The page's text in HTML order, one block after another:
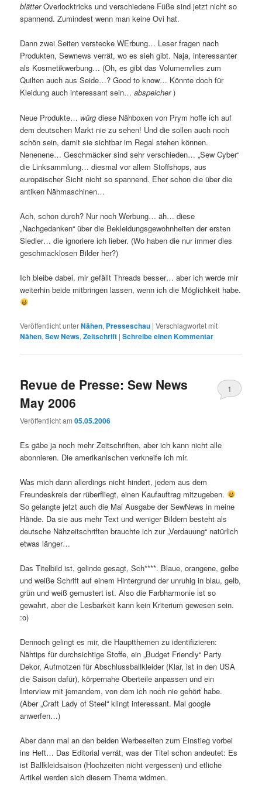
blätterOverlocktricks und verschiedene Füße sind jetzt nicht so
spannend. Zumindest wenn man keine Ovi hat.
Dann zwei Seiten verstecke WErbung… Leser fragen nach
Produkten, Sewnews verrät, wo es sieh gibt. Naja, interessanter
als Kosmetikwerbung… (Oh, es gibt das Volumenvlies zum
Quilten auch aus Seide…? Good to know… Könnte doch für
Kleidung auch interessant sein…abspeicher)
Neue Produkte… würg diese Nähboxen von Prym hoffe ich auf
dem deutschen Markt nie zu sehen! Und die sollen auch noch
schön sein, damit sie sichtbar im Regal stehen können.
Nenenene… Geschmäcker sind sehr verschieden… „Sew Cyber“
die Linksammlung… diesmal vor allem Stoffshops, aus
europäischer Sicht nicht so spannend. Eher schon die über die
antiken Nähmaschinen…
Ach, schon durch? Nur noch Werbung… äh… diese
„Nachgedanken“ über die Bekleidungsgewohnheiten der ersten
Siedler… die ignoriere ich lieber. (Wo haben die nur immer dies
geschmacklosen Bilder her?)
Ich bleibe dabei, mir gefällt Threads besser… aber ich werde mir
weiterhin beide mitbringen lassen, wenn ich die Möglichkeit habe.
Veröffentlicht unterNähen, Presseschau |Verschlagwortet mit
Nähen,Sew News,Zeitschrift |Schreibe einen Kommentar
Revue de Presse: Sew News
May 2006
Veröffentlicht am05.05.2006
1
Es gäbe ja noch mehr Zeitschriften, aber ich kann nicht alle
abonnieren. Die amerikanischen verkneife ich mir.
Was mich dann allerdings nicht hindert, jedem aus dem
Freundeskreis der rüberfliegt, einen Kaufauftrag mitzugeben.
So gelangte jetzt auch die Mai Ausgabe der SewNews in meine
Hände. Da sie aus mehr Text und weniger Bildern besteht als
deutsche Nähzeitschriften brauchte ich zur „Verdauung“ natürlich
etwas länger…
Das Titelbild ist, gelinde gesagt, Sch****. Blaue, orangene, gelbe
und weiße Schrift auf einem Hintergrund der unruhig in blau, gelb,
grün und weiß gemustert ist. Also die Farbharmonie ist so
gewahrt, aber die Lesbarkeit kann kein Kriterium gewesen sein.
:o)
Dennoch gelingt es mir, die Hauptthemen zu identifizieren:
Nähtips für durchsichtige Stoffe, ein „Budget Friendly“ Party
Dekor, Aufmotzen für Abschlussballkleider (Klar, ist in den USA
die Saison dafür), körpernahe Oberteile anpassen und ein
Interview mit jemandem, von dem ich noch nie gehört habe.
(Aber „Craft Lady of Steel“ klingt interessant. Mal google
anwerfen…)
Aber dann mal an den beiden Werbeseiten zum Einstieg vorbei
ins Heft… Das Editorial verrät, was der Titel schon andeutet: Es
ist Ballkleidsaison (Hochzeiten nicht vergessen) und etliche
Artikel werden sich diesem Thema widmen.